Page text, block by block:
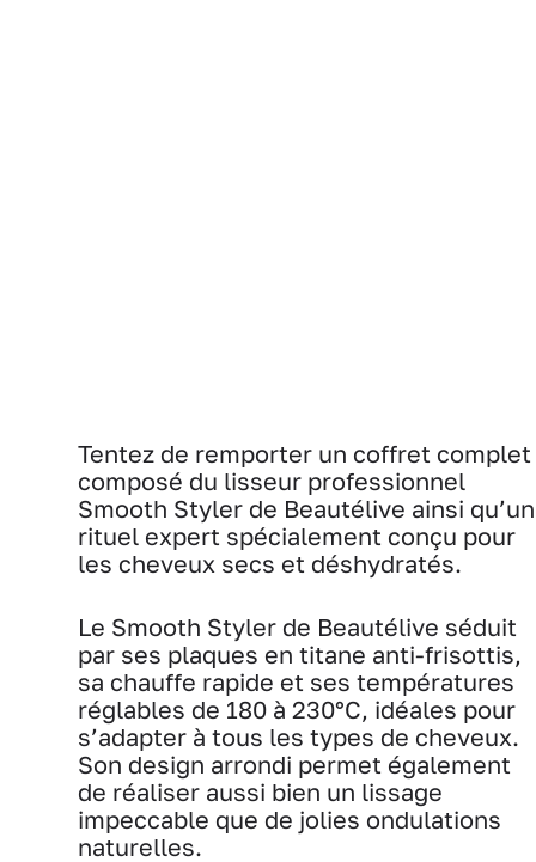
Tentez de remporter un coffret complet
composé du lisseur professionnel
Smooth Styler de Beautélive ainsi qu’un
rituel expert spécialement conçu pour
les cheveux secs et déshydratés.
Le Smooth Styler de Beautélive séduit
par ses plaques en titane anti-frisottis,
sa chauffe rapide et ses températures
réglables de 180 à 230°C, idéales pour
s’adapter à tous les types de cheveux.
Son design arrondi permet également
de réaliser aussi bien un lissage
impeccable que de jolies ondulations
naturelles.